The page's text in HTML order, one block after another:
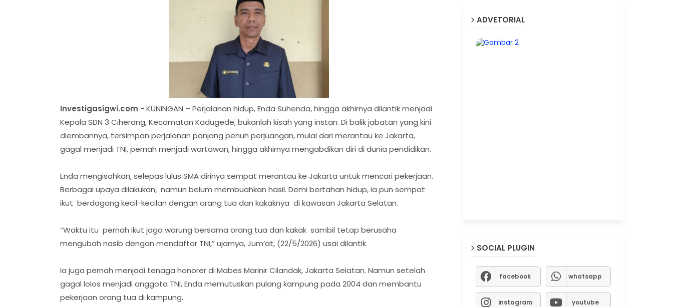
Investigasigwi.com - KUNINGAN – Perjalanan hidup, Enda Suhenda, hingga akhirnya dilantik menjadi
Kepala SDN 3 Ciherang, Kecamatan Kadugede, bukanlah kisah yang instan. Di balik jabatan yang kini
diembannya, tersimpan perjalanan panjang penuh perjuangan, mulai dari merantau ke Jakarta,
gagal menjadi TNI, pernah menjadi wartawan, hingga akhirnya mengabdikan diri di dunia pendidikan.
‎Enda mengisahkan, selepas lulus SMA dirinya sempat merantau ke Jakarta untuk mencari pekerjaan.
Berbagai upaya dilakukan, namun belum membuahkan hasil. Demi bertahan hidup, ia pun sempat
ikut berdagang kecil-kecilan dengan orang tua dan kakaknya di kawasan Jakarta Selatan.
‎“Waktu itu pernah ikut jaga warung bersama orang tua dan kakak sambil tetap berusaha
mengubah nasib dengan mendaftar TNI,” ujarnya, Jum’at, (22/5/2026) usai dilantik.
‎Ia juga pernah menjadi tenaga honorer di Mabes Marinir Cilandak, Jakarta Selatan. Namun setelah
gagal lolos menjadi anggota TNI, Enda memutuskan pulang kampung pada 2004 dan membantu
pekerjaan orang tua di kampung.
ADVETORIAL
SOCIAL PLUGIN
facebook whatsapp
instagram youtube